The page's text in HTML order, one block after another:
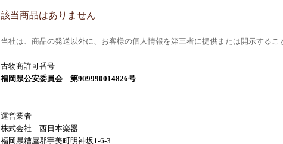
該当商品はありません
当社は、商品の発送以外に、お客様の個人情報を第三者に提供または開示するこ
古物商許可番号
福岡県公安委員会 第909990014826号
運営業者
株式会社 西日本楽器
福岡県糟屋郡宇美町明神坂1-6-3